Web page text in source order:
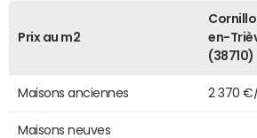
Prix au m2
en-
(38710)
Maisons anciennes 2 370
Maisons neuves